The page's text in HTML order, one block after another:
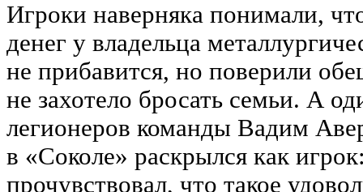
Игроки наверняка понимали,
денег у владельца
не прибавится, но поверили
не захотело бросать семьи. А
легионеров команды Вадим
в «Соколе» раскрылся как
прочувствовал, что такое